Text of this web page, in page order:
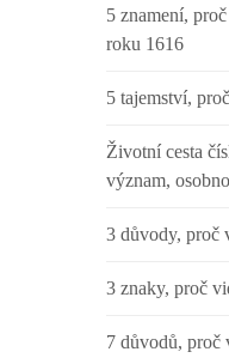
5 znamení,
roku 1616
5 tajemství,
Životní cesta
význam,
3 důvody, proč
3 znaky, proč
7 důvodů, proč